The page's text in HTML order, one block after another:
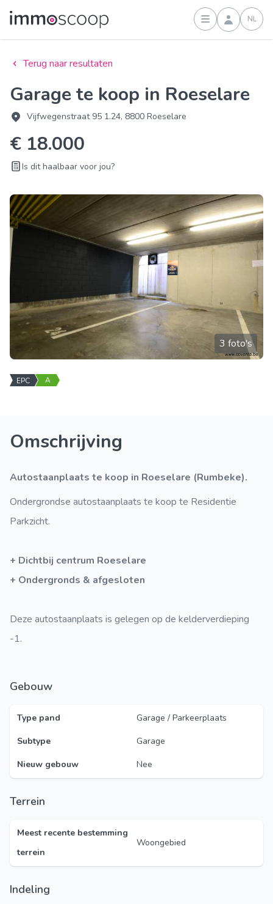
Inloggen
NL
Terug naar resultaten
Garage te koop in Roeselare
Vijfwegenstraat 95 1.24, 8800 Roeselare
€ 18.000
Is dit haalbaar voor jou?
3 foto's
EPC A
Omschrijving
Autostaanplaats te koop in Roeselare (Rumbeke).
Ondergrondse autostaanplaats te koop te Residentie
Parkzicht.
+ Dichtbij centrum Roeselare
+ Ondergronds & afgesloten
Deze autostaanplaats is gelegen op de kelderverdieping
-1.
Gebouw
Type pand
Garage / Parkeerplaats
Subtype
Garage
Nieuw gebouw
Nee
Terrein
Meest recente bestemming
terrein
Woongebied
Indeling